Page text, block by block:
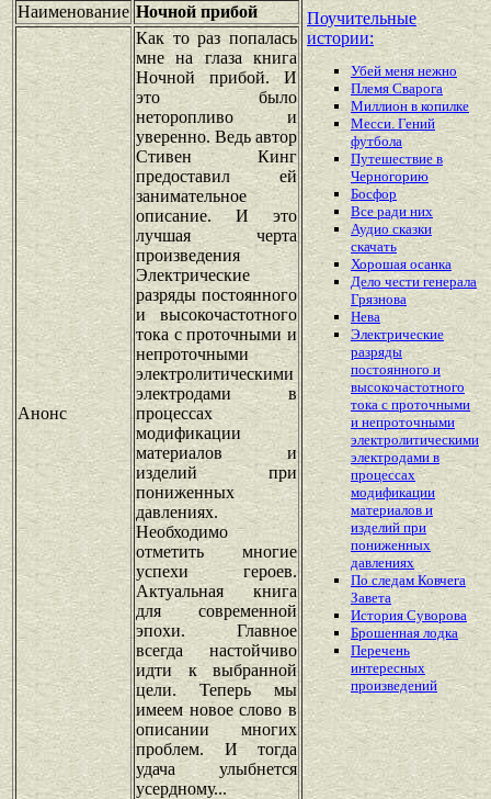
Наименование Ночной прибой
Анонс
Как то раз попалась
мне на глаза книга
Ночной прибой. И
это было
неторопливо и
уверенно. Ведь автор
Стивен Кинг
предоставил ей
занимательное
описание. И это
лучшая черта
произведения
Электрические
разряды постоянного
и высокочастотного
тока с проточными и
непроточными
электролитическими
электродами в
процессах
модификации
материалов и
изделий при
пониженных
давлениях.
Необходимо
отметить многие
успехи героев.
Актуальная книга
для современной
эпохи. Главное
всегда настойчиво
идти к выбранной
цели. Теперь мы
имеем новое слово в
описании многих
проблем. И тогда
удача улыбнется
усердному...
Поучительные
истории:
Убей меня нежно
Племя Сварога
Миллион в копилке
Месси. Гений
футбола
Путешествие в
Черногорию
Босфор
Все ради них
Аудио сказки
скачать
Хорошая осанка
Дело чести генерала
Грязнова
Нева
Электрические
разряды
постоянного и
высокочастотного
тока с проточными
и непроточными
электролитическими
электродами в
процессах
модификации
материалов и
изделий при
пониженных
давлениях
По следам Ковчега
Завета
История Суворова
Брошенная лодка
Перечень
интересных
произведений